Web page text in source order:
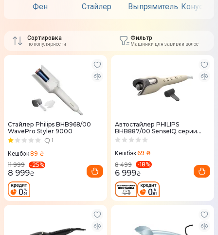
Фен Стайлер Выпрямитель
Сортировка
по популярности
Фильтр
Машинки для завивки волос
Стайлер Philips BHB968/00
WavePro Styler 9000
1
Кешбэк89 ₴
11 999
-25%
8 999₴
Автостайлер PHILIPS
BHB887/00 SenseIQ серии
8000
Кешбэк69 ₴
8 499
-18%
6 999₴